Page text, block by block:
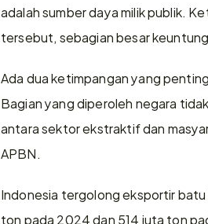
adalah sumber daya milik publik.
tersebut, sebagian besar
Ada dua ketimpangan yang
Bagian yang diperoleh negara
antara sektor ekstraktif dan
APBN.
Indonesia tergolong eksportir
ton pada 2024 dan 514 juta ton